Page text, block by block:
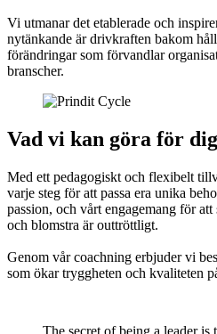
Vi utmanar det etablerade och
nytänkande är drivkraften bakom
förändringar som förvandlar
branscher.
Vad vi kan göra för
Med ett pedagogiskt och flexibelt
varje steg för att passa era unika
passion, och vårt engagemang för
och blomstra är outtröttligt.
Genom vår coachning erbjuder vi
som ökar tryggheten och kvaliteten